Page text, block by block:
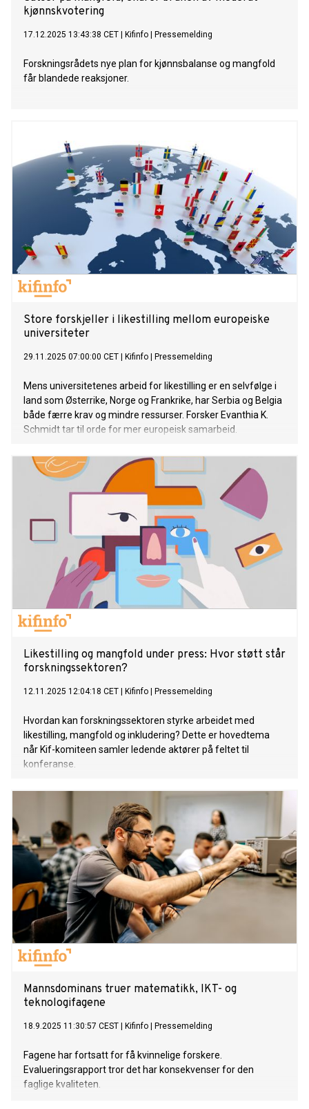
kjønnskvotering
17.12.2025 13:43:38 CET Kifinfo Pressemelding
Forskningsrådets nye plan for kjønnsbalanse og mangfold
får blandede reaksjoner.
Store forskjeller i likestilling mellom europeiske
universiteter
29.11.2025 07:00:00 CET Kifinfo Pressemelding
Mens universitetenes arbeid for likestilling er en selvfølge i
land som Østerrike, Norge og Frankrike, har Serbia og Belgia
både færre krav og mindre ressurser. Forsker Evanthia K.
Schmidt tar til orde for mer europeisk samarbeid.
Likestilling og mangfold under press: Hvor støtt står
forskningssektoren?
12.11.2025 12:04:18 CET Kifinfo Pressemelding
Hvordan kan forskningssektoren styrke arbeidet med
likestilling, mangfold og inkludering? Dette er hovedtema
når Kif-komiteen samler ledende aktører på feltet til
konferanse.
Mannsdominans truer matematikk, IKT- og
teknologifagene
18.9.2025 11:30:57 CEST Kifinfo Pressemelding
Fagene har fortsatt for få kvinnelige forskere.
Evalueringsrapport tror det har konsekvenser for den
faglige kvaliteten.